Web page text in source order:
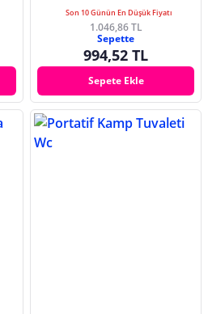
Son 10 Günün En Düşük Fiyatı
1.046,86 TL
Sepette
994,52 TL
Sepete Ekle